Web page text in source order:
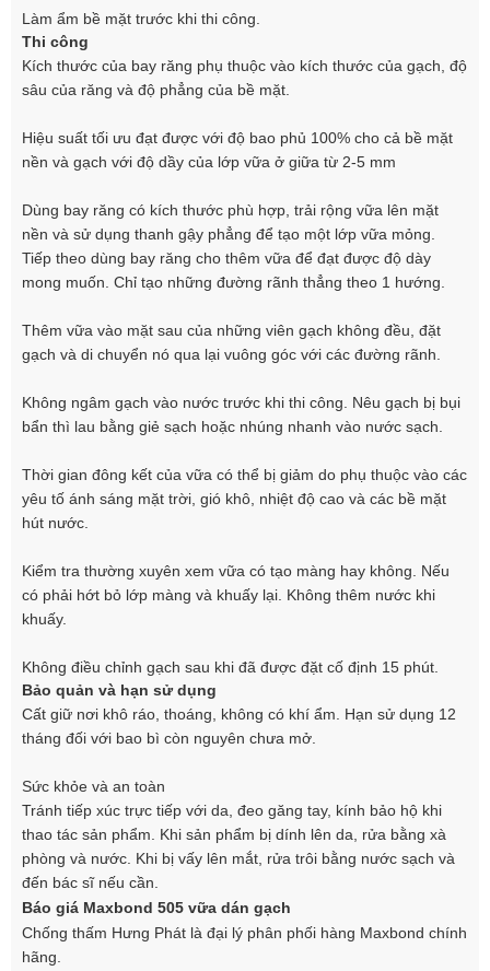
Làm ẩm bề mặt trước khi thi công.
Thi công
Kích thước của bay răng phụ thuộc vào kích thước của gạch, độ
sâu của răng và độ phẳng của bề mặt.
Hiệu suất tối ưu đạt được với độ bao phủ 100% cho cả bề mặt
nền và gạch với độ dầy của lớp vữa ở giữa từ 2-5 mm
Dùng bay răng có kích thước phù hợp, trải rộng vữa lên mặt
nền và sử dụng thanh gậy phẳng để tạo một lớp vữa mỏng.
Tiếp theo dùng bay răng cho thêm vữa để đạt được độ dày
mong muốn. Chỉ tạo những đường rãnh thẳng theo 1 hướng.
Thêm vữa vào mặt sau của những viên gạch không đều, đặt
gạch và di chuyển nó qua lại vuông góc với các đường rãnh.
Không ngâm gạch vào nước trước khi thi công. Nêu gạch bị bụi
bẩn thì lau bằng giẻ sạch hoặc nhúng nhanh vào nước sạch.
Thời gian đông kết của vữa có thể bị giảm do phụ thuộc vào các
yêu tố ánh sáng mặt trời, gió khô, nhiệt độ cao và các bề mặt
hút nước.
Kiểm tra thường xuyên xem vữa có tạo màng hay không. Nếu
có phải hớt bỏ lớp màng và khuấy lại. Không thêm nước khi
khuấy.
Không điều chỉnh gạch sau khi đã được đặt cố định 15 phút.
Bảo quản và hạn sử dụng
Cất giữ nơi khô ráo, thoáng, không có khí ẩm. Hạn sử dụng 12
tháng đối với bao bì còn nguyên chưa mở.
Sức khỏe và an toàn
Tránh tiếp xúc trực tiếp với da, đeo găng tay, kính bảo hộ khi
thao tác sản phẩm. Khi sản phẩm bị dính lên da, rửa bằng xà
phòng và nước. Khi bị vấy lên mắt, rửa trôi bằng nước sạch và
đến bác sĩ nếu cần.
Báo giá Maxbond 505 vữa dán gạch
Chống thấm Hưng Phát là đại lý phân phối hàng Maxbond chính
hãng.